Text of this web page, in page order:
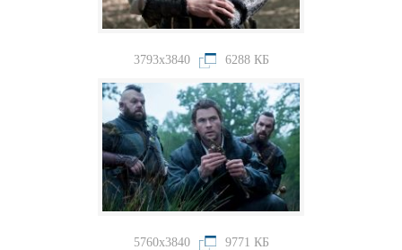
3793x3840 6288 КБ
5760x3840 9771 КБ